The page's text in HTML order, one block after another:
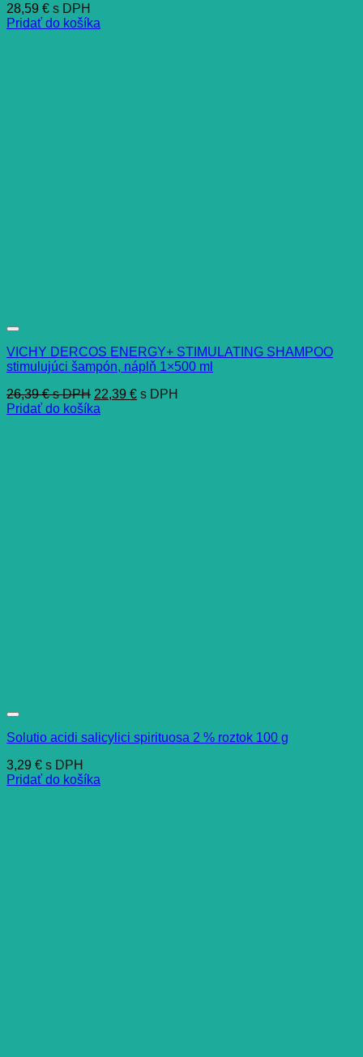
28,59 € s DPH
Pridať do košíka
VICHY DERCOS ENERGY+ STIMULATING SHAMPOO
stimulujúci šampón, náplň 1×500 ml
26,39€ s DPH 22,39 € s DPH
Pridať do košíka
Solutio acidi salicylici spirituosa 2 % roztok 100 g
3,29 € s DPH
Pridať do košíka